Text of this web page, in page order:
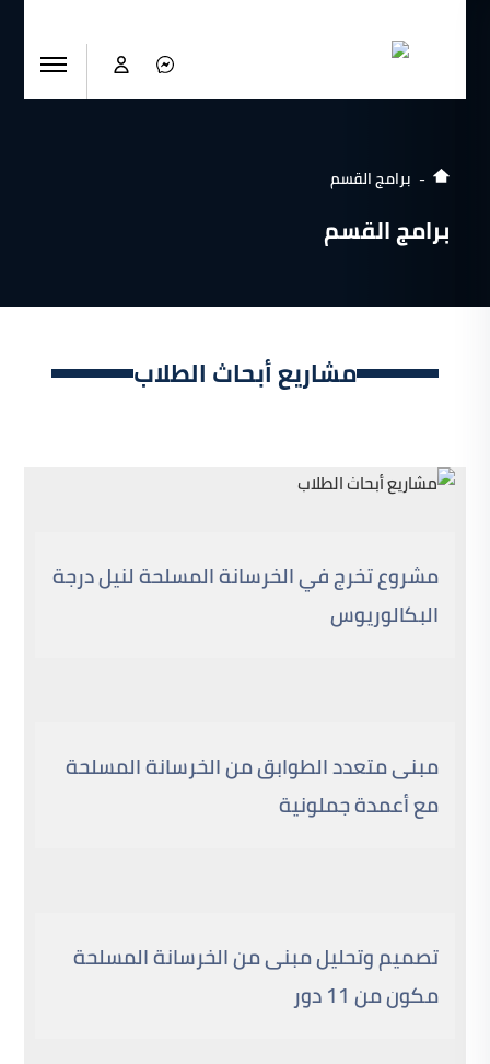
برامج القسم
برامج القسم
مشاريع أبحاث الطلاب
مشروع تخرج في الخرسانة المسلحة لنيل درجة
البكالوريوس
مبنى متعدد الطوابق من الخرسانة المسلحة
مع أعمدة جملونية
تصميم وتحليل مبنى من الخرسانة المسلحة
مكون من 11 دور